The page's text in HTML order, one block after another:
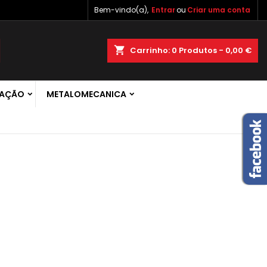
Bem-vindo(a), Entrarou Criar uma conta
shopping_cart Carrinho: 0 Produtos - 0,00 €
METALOMECANICA